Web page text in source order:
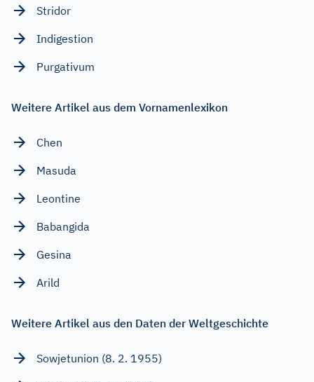
Stridor
Indigestion
Purgativum
Weitere Artikel aus dem Vornamenlexikon
Chen
Masuda
Leontine
Babangida
Gesina
Arild
Weitere Artikel aus den Daten der Weltgeschichte
Sowjetunion (8. 2. 1955)